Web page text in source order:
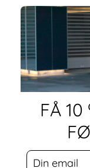
FÅ 10